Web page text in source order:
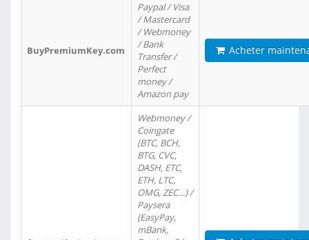
BuyPremiumKey.com
Paypal / Visa
/ Mastercard
/ Webmoney
/ Bank
Transfer /
Perfect
money /
Amazon pay
Acheter
Webmoney /
Coingate
(BTC, BCH,
BTG, CVC,
DASH, ETC,
ETH, LTC,
OMG, ZEC…) /
Paysera
(EasyPay,
mBank,